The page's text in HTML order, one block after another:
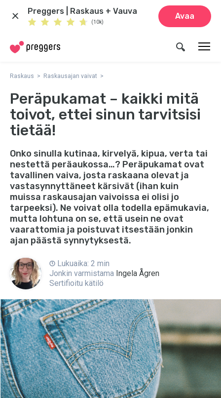
Preggers | Raskaus + Vauva
(10k)
Avaa
Raskaus Raskausajan vaivat
Peräpukamat – kaikki mitä
toivot, ettei sinun tarvitsisi
tietää!
Onko sinulla kutinaa, kirvelyä, kipua, verta tai
nestettä peräaukossa…? Peräpukamat ovat
tavallinen vaiva, josta raskaana olevat ja
vastasynnyttäneet kärsivät (ihan kuin
muissa raskausajan vaivoissa ei olisi jo
tarpeeksi). Ne voivat olla todella epämukavia,
mutta lohtuna on se, että usein ne ovat
vaarattomia ja poistuvat itsestään jonkin
ajan päästä synnytyksestä.
Lukuaika: 2 min
Jonkin varmistama Ingela Ågren
Sertifioitu kätilö